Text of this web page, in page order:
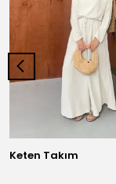
Keten Takım